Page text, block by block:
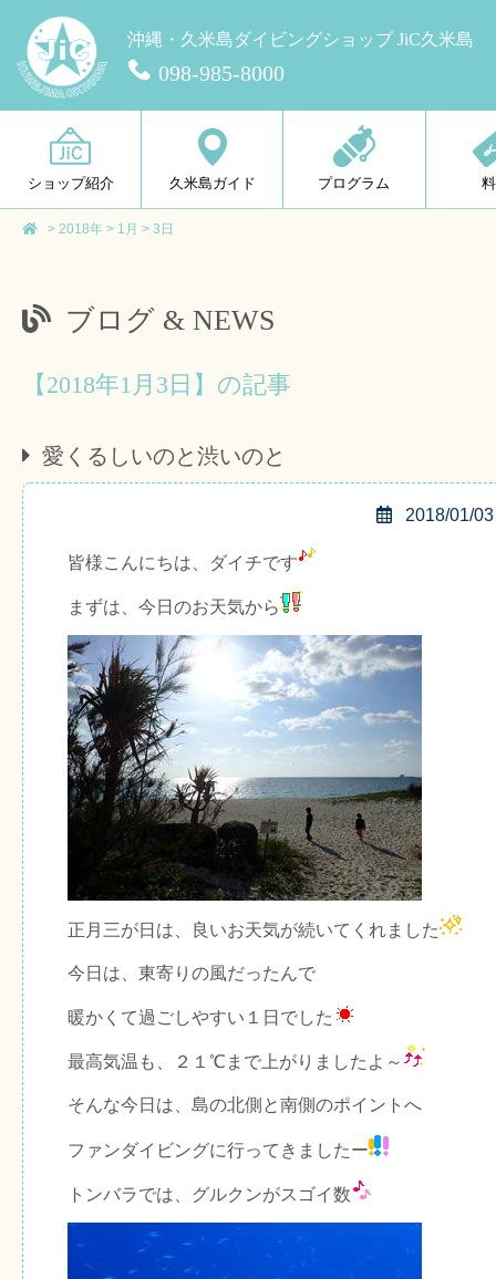
沖縄・久米島ダイビングショップ JiC久米島
098-985-8000
ショップ紹介 久米島ガイド プログラム
> 2018年 > 1月 > 3日
ブログ & NEWS
【2018年1月3日】の記事
愛くるしいのと渋いのと
2018/01/03
皆様こんにちは、ダイチです
まずは、今日のお天気から
正月三が日は、良いお天気が続いてくれました
今日は、東寄りの風だったんで
暖かくて過ごしやすい１日でした
最高気温も、２１℃まで上がりましたよ～
そんな今日は、島の北側と南側のポイントへ
ファンダイビングに行ってきましたー
トンバラでは、グルクンがスゴイ数